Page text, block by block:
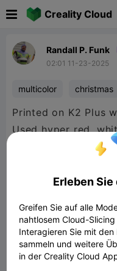
Creality Cloud
Randall P. Funk
02:01 11-23-2025
multicolor christmas
Printed on K2 Plus
Used hyper red,
Amolean Wood for
Erleben
Greifen Sie auf alle
nahtlosem Cloud-
Interagieren Sie mit
sammeln und weitere
in der Creality Cloud